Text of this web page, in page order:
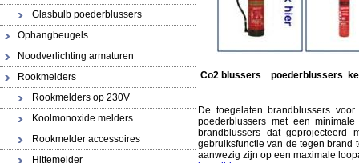
Glasbulb poederblussers
Ophangbeugels
Noodverlichting armaturen
Rookmelders
Rookmelders op 230V
Koolmonoxide melders
Rookmelder accessoires
Hittemelder
Co2 blussers poederblussers
De toegelaten brandblussers
poederblussers met een
brandblussers dat
gebruiksfunctie van de tegen brand
aanwezig zijn op een maximale